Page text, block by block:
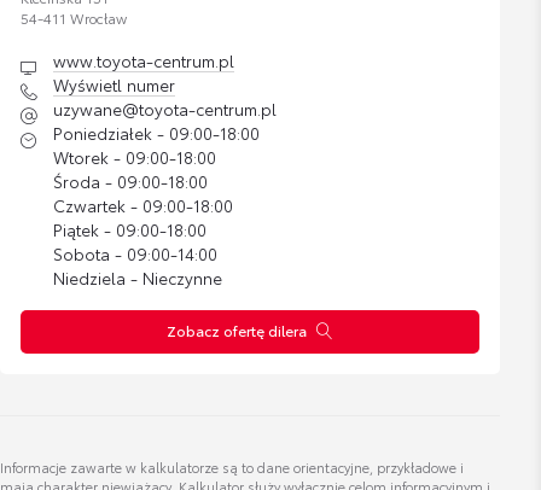
Dywaniki gumowe
Cena brutto
434,78 zł
Wykładzina ochronna tylnych siedzeń
Cena brutto
Karol Kozłowski
Doradca ds. sprzedaży samochodów używanych
Wyświetl numer
karol.kozlowski@toyota-centrum.pl
Jakub Brzezicki
jakub.brzezicki@lexus-wroclaw.pl
54-411 Wrocław
www.toyota-centrum.pl
Wyświetl numer
uzywane@toyota-centrum.pl
Poniedziałek - 09:00-18:00
Wtorek - 09:00-18:00
Środa - 09:00-18:00
Czwartek - 09:00-18:00
Piątek - 09:00-18:00
Sobota - 09:00-14:00
Niedziela - Nieczynne
Zobacz ofertę dilera
Informacje zawarte w kalkulatorze są to dane orientacyjne, przykładowe i
mają charakter niewiążący. Kalkulator służy wyłącznie celom informacyjnym i